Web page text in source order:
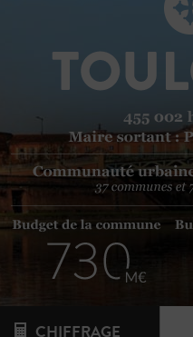
CHIFFRAGE